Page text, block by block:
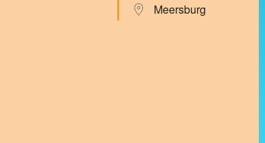
Meersburg